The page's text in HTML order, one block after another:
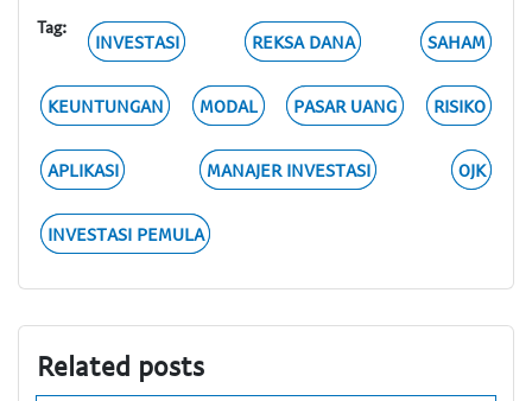
Tag:
INVESTASI REKSA DANA SAHAM
KEUNTUNGAN MODAL PASAR UANG RISIKO
APLIKASI MANAJER INVESTASI OJK
INVESTASI PEMULA
Related posts